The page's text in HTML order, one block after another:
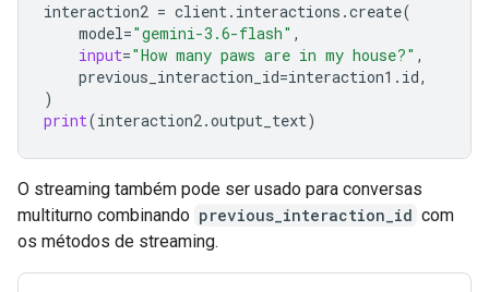
interaction2 = client. interactions .create(
model="gemini-3.6-flash" ,
input="How many paws are in my house?" ,
previous_interaction_id=interaction1 . id,
)
print(interaction2.output_text)
O streaming também pode ser usado para conversas
multiturno combinando previous_interaction_id com
os métodos de streaming.